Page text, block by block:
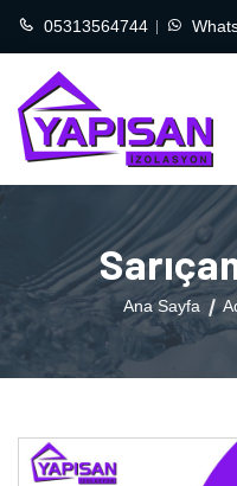
05313564744
Ana Sayfa